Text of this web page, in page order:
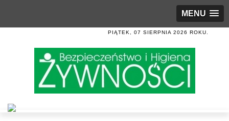
MENU
PIĄTEK, 07 SIERPNIA 2026 ROKU.